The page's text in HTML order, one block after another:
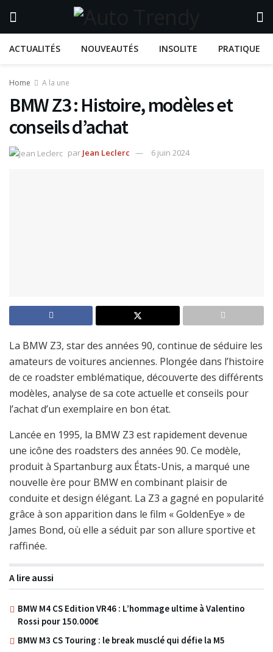
ACTUALITÉS NOUVEAUTÉS INSOLITE PRATIQUE
Home A la une
BMW Z3 : Histoire, modèles et
conseils d’achat
par Jean Leclerc 6 juin 2024
La BMW Z3, star des années 90, continue de séduire les
amateurs de voitures anciennes. Plongée dans l’histoire
de ce roadster emblématique, découverte des différents
modèles, analyse de sa cote actuelle et conseils pour
l’achat d’un exemplaire en bon état.
Lancée en 1995, la BMW Z3 est rapidement devenue
une icône des roadsters des années 90. Ce modèle,
produit à Spartanburg aux États-Unis, a marqué une
nouvelle ère pour BMW en combinant plaisir de
conduite et design élégant. La Z3 a gagné en popularité
grâce à son apparition dans le film « GoldenEye » de
James Bond, où elle a séduit par son allure sportive et
raffinée.
A lire aussi
BMW M4 CS Edition VR46 : L’hommage ultime à Valentino
Rossi pour 150.000€
BMW M3 CS Touring : le break musclé qui défie la M5